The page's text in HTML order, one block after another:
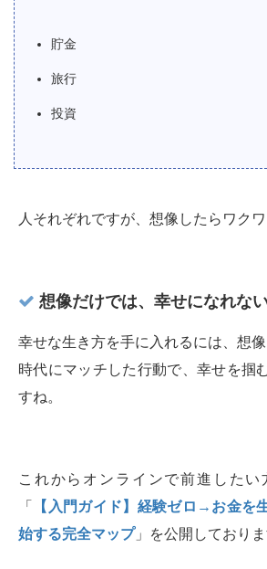
貯金
旅行
投資
人それぞれですが、想像したらワクワ
想像だけでは、幸せになれな
幸せな生き方を手に入れるには、想像
時代にマッチした行動で、幸せを掴
すね。
これからオンラインで前進したい
「
【入門ガイド】経験ゼロ→お金を
始する完全マップ」を公開しておりま